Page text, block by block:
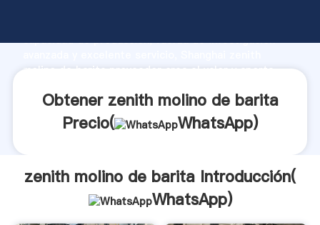
capacidad de producción, fuerza de investigación
molino de barita proveedor crea el valor y aporta
Obtener zenith molino de barita
Precio(
WhatsApp)
zenith molino de barita Introducción(
WhatsApp)